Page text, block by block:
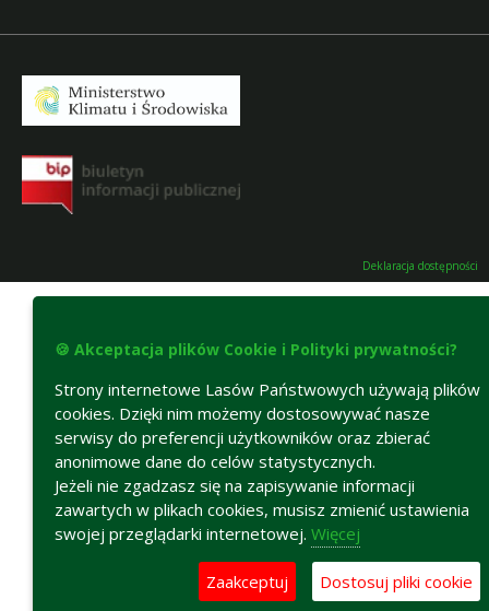
Deklaracja dostępności
🍪 Akceptacja plików Cookie i Polityki prywatności?
Strony internetowe Lasów Państwowych używają plików
cookies. Dzięki nim możemy dostosowywać nasze
serwisy do preferencji użytkowników oraz zbierać
anonimowe dane do celów statystycznych.
Jeżeli nie zgadzasz się na zapisywanie informacji
zawartych w plikach cookies, musisz zmienić ustawienia
swojej przeglądarki internetowej. Więcej
Zaakceptuj Dostosuj pliki cookie